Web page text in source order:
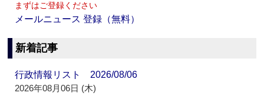
まずはご登録ください
メールニュース 登録（無料）
新着記事
行政情報リスト 2026/08/06
2026年08月06日 (木)